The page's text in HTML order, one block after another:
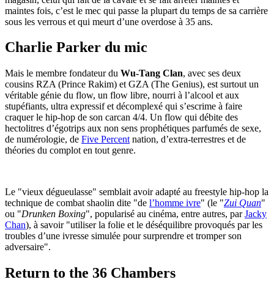
maintes fois, c’est le mec qui passe la plupart du temps de sa carrière
sous les verrous et qui meurt d’une overdose à 35 ans.
Charlie Parker du mic
Mais le membre fondateur du Wu-Tang Clan, avec ses deux
cousins RZA (Prince Rakim) et GZA (The Genius), est surtout un
véritable génie du flow, un flow libre, nourri à l’alcool et aux
stupéfiants, ultra expressif et décomplexé qui s’escrime à faire
craquer le hip-hop de son carcan 4/4. Un flow qui débite des
hectolitres d’égotrips aux non sens prophétiques parfumés de sexe,
de numérologie, de Five Percent nation, d’extra-terrestres et de
théories du complot en tout genre.
Le "vieux dégueulasse" semblait avoir adapté au freestyle hip-hop la
technique de combat shaolin dite "de l’homme ivre" (le "Zui Quan"
ou "Drunken Boxing", popularisé au cinéma, entre autres, parJacky
Chan), à savoir "utiliser la folie et le déséquilibre provoqués par les
troubles d’une ivresse simulée pour surprendre et tromper son
adversaire".
Return to the 36 Chambers